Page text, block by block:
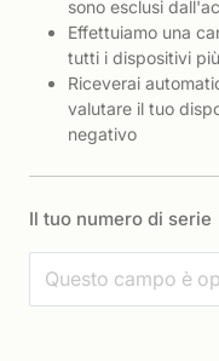
sono esclusi
Effettuiamo una
tutti i dispositivi
Riceverai
valutare il tuo
negativo
Il tuo numero di serie